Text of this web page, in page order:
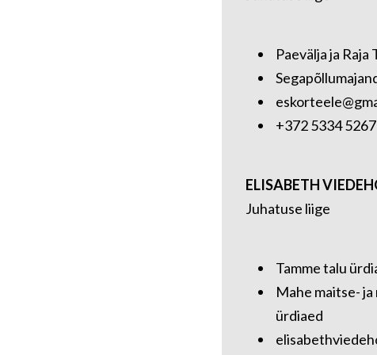
Paevälja ja Raja
+372 5334 5267
ELISABETH
Juhatuse liige
Tamme talu
Mahe maitse-
ürdiaed